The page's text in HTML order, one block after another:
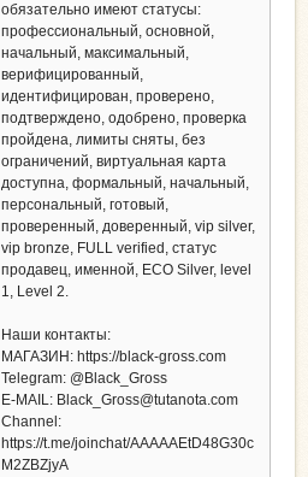
обязательно имеют статусы:
профессиональный, основной,
начальный, максимальный,
верифицированный,
идентифицирован, проверено,
подтверждено, одобрено, проверка
пройдена, лимиты сняты, без
ограничений, виртуальная карта
доступна, формальный, начальный,
персональный, готовый,
проверенный, доверенный, vip silver,
vip bronze, FULL verified, статус
продавец, именной, ECO Silver, level
1, Level 2.
Наши контакты:
МАГАЗИН: https://black-gross.com
Telegram: @Black_Gross
E-MAIL: Black_Gross@tutanota.com
Channel:
https://t.me/joinchat/AAAAAEtD48G30c
M2ZBZjyA